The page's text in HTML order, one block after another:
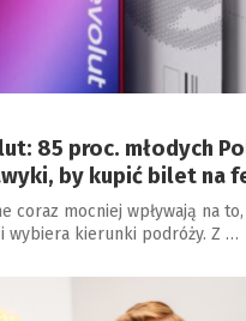
85 proc. młodych
by kupić bilet na
coraz mocniej wpływają na
wybiera kierunki podróży. Z …